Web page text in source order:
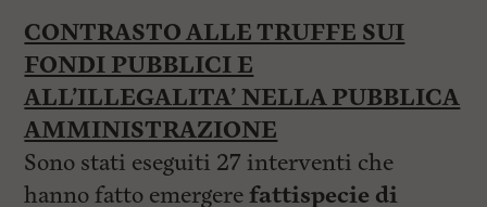
CONTRASTO ALLE TRUFFE SUI
FONDI PUBBLICI E
ALL’ILLEGALITA’ NELLA PUBBLICA
AMMINISTRAZIONE
Sono stati eseguiti 27 interventi che
hanno fatto emergerefattispecie di